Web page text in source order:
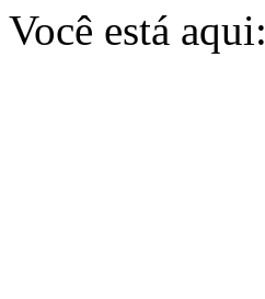
Você está aqui: